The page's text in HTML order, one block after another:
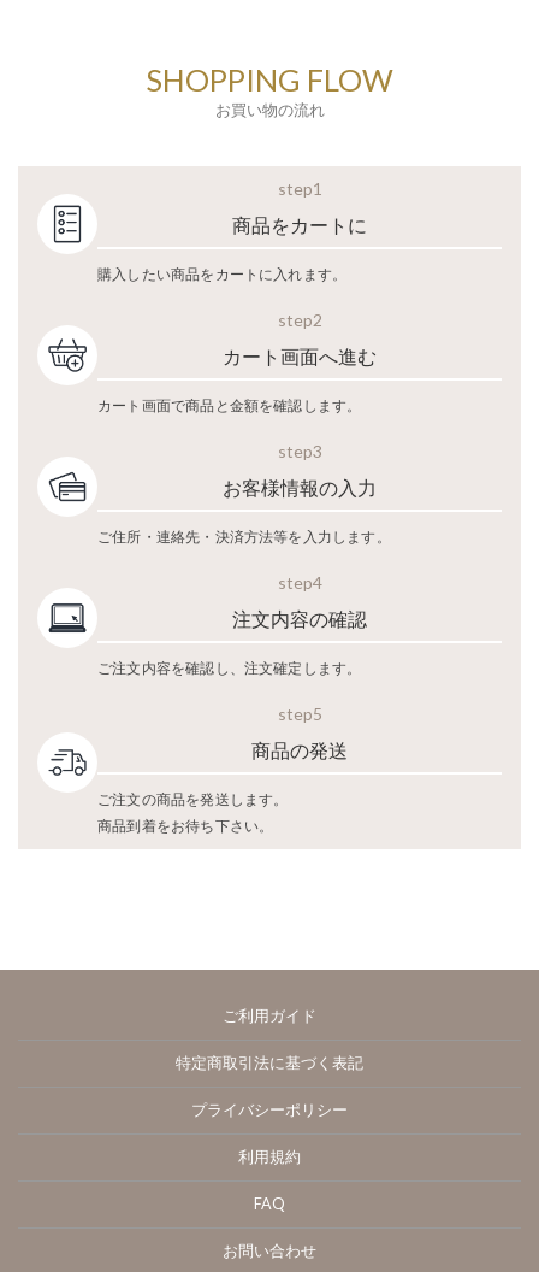
SHOPPING FLOW
お買い物の流れ
step1
商品をカートに
購入したい商品をカートに入れます。
step2
カート画面へ進む
カート画面で商品と金額を確認します。
step3
お客様情報の入力
ご住所・連絡先・決済方法等を入力します。
step4
注文内容の確認
ご注文内容を確認し、注文確定します。
step5
商品の発送
ご注文の商品を発送します。
商品到着をお待ち下さい。
ご利用ガイド
特定商取引法に基づく表記
プライバシーポリシー
利用規約
FAQ
お問い合わせ